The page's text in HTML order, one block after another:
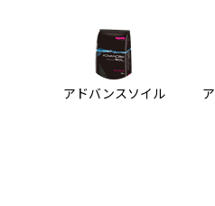
アドバンスソイル